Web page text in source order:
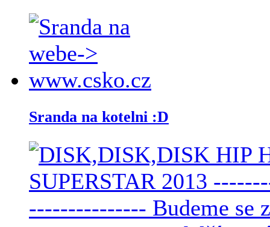
Sranda na kotelni :D